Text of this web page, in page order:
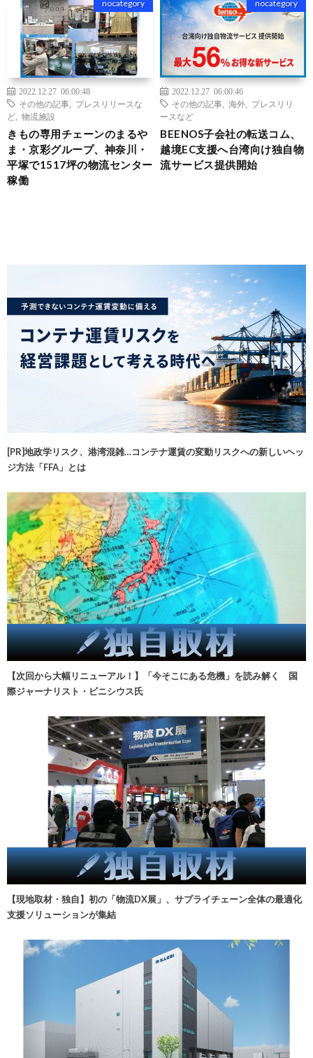
nocategory
2022.12.27 06:00:48
その他の記事
プレスリリースな
ど
物流施設
きもの専用チェーンのまるや
ま・京彩グループ、神奈川・
平塚で1517坪の物流センター
稼働
nocategory
2022.12.27 06:00:46
その他の記事
海外
プレスリリ
ースなど
BEENOS子会社の転送コム、
越境EC支援へ台湾向け独自物
流サービス提供開始
[PR]地政学リスク、港湾混雑…コンテナ運賃の変動リスクへの新しいヘッ
ジ方法「FFA」とは
【次回から大幅リニューアル！】「今そこにある危機」を読み解く 国
際ジャーナリスト・ビニシウス氏
【現地取材・独自】初の「物流DX展」、サプライチェーン全体の最適化
支援ソリューションが集結